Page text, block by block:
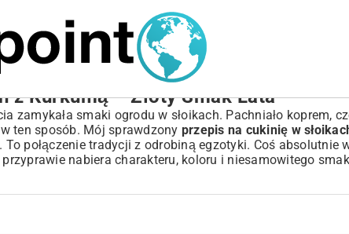
z Kurkumą – Złoty Smak Lata
zamykała smaki ogrodu w słoikach. Pachniało koprem,
ten sposób. Mój sprawdzony przepis na cukinię w
połączenie tradycji z odrobiną egzotyki. Coś absolutnie
nabiera charakteru, koloru i niesamowitego